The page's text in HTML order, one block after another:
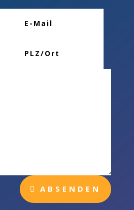
ABSENDEN